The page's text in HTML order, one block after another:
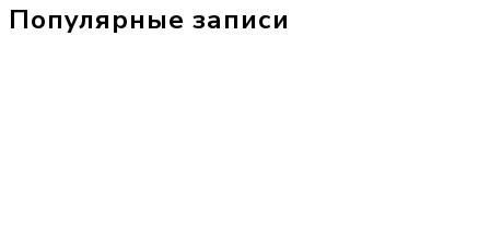
Популярные записи